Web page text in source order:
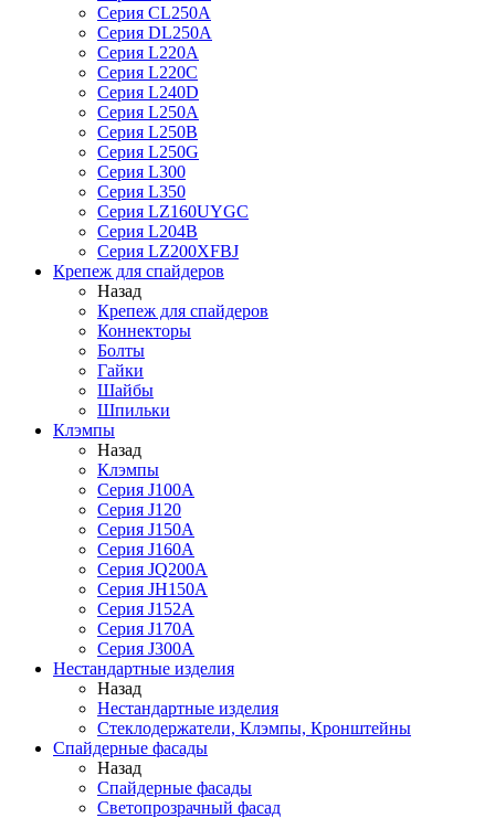
Серия CL250A
Серия DL250A
Серия L220A
Серия L220C
Серия L240D
Серия L250A
Серия L250B
Серия L250G
Серия L300
Серия L350
Серия LZ160UYGC
Серия L204B
Серия LZ200XFBJ
Крепеж для спайдеров
Назад
Крепеж для спайдеров
Коннекторы
Болты
Гайки
Шайбы
Шпильки
Клэмпы
Назад
Клэмпы
Серия J100A
Серия J120
Серия J150A
Серия J160A
Серия JQ200A
Серия JH150A
Серия J152A
Серия J170A
Серия J300A
Нестандартные изделия
Назад
Нестандартные изделия
Стеклодержатели, Клэмпы, Кронштейны
Спайдерные фасады
Назад
Спайдерные фасады
Светопрозрачный фасад